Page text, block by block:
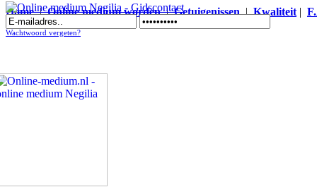
Home|Online medium worden|Getuigenissen|Kwaliteit |
Online medium Negilia - Gidscontact
Wachtwoord vergeten?